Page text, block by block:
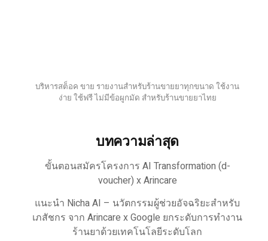
บริหารสต็อค ขาย รายงานสำหรับร้านขายยาทุกขนาด ใช้งาน
ง่าย ใช้ฟรี ไม่มีข้อผูกมัด สำหรับร้านขายยาไทย
บทความล่าสุด
ขั้นตอนสมัครโครงการ AI Transformation (d-
voucher) x Arincare
แนะนำ Nicha AI – นวัตกรรมผู้ช่วยอัจฉริยะสำหรับ
เภสัชกร จาก Arincare x Google ยกระดับการทำงาน
ร้านยาด้วยเทคโนโลยีระดับโลก